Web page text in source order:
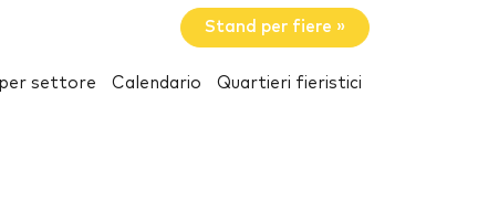
Stand per fiere »
settore Calendario Quartieri fieristici